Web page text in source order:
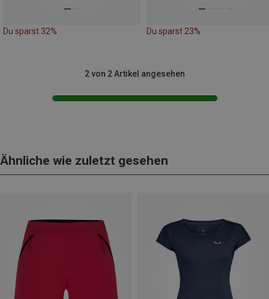
Du sparst 32% Du sparst 23%
2 von 2 Artikel angesehen
Ähnliche wie zuletzt gesehen